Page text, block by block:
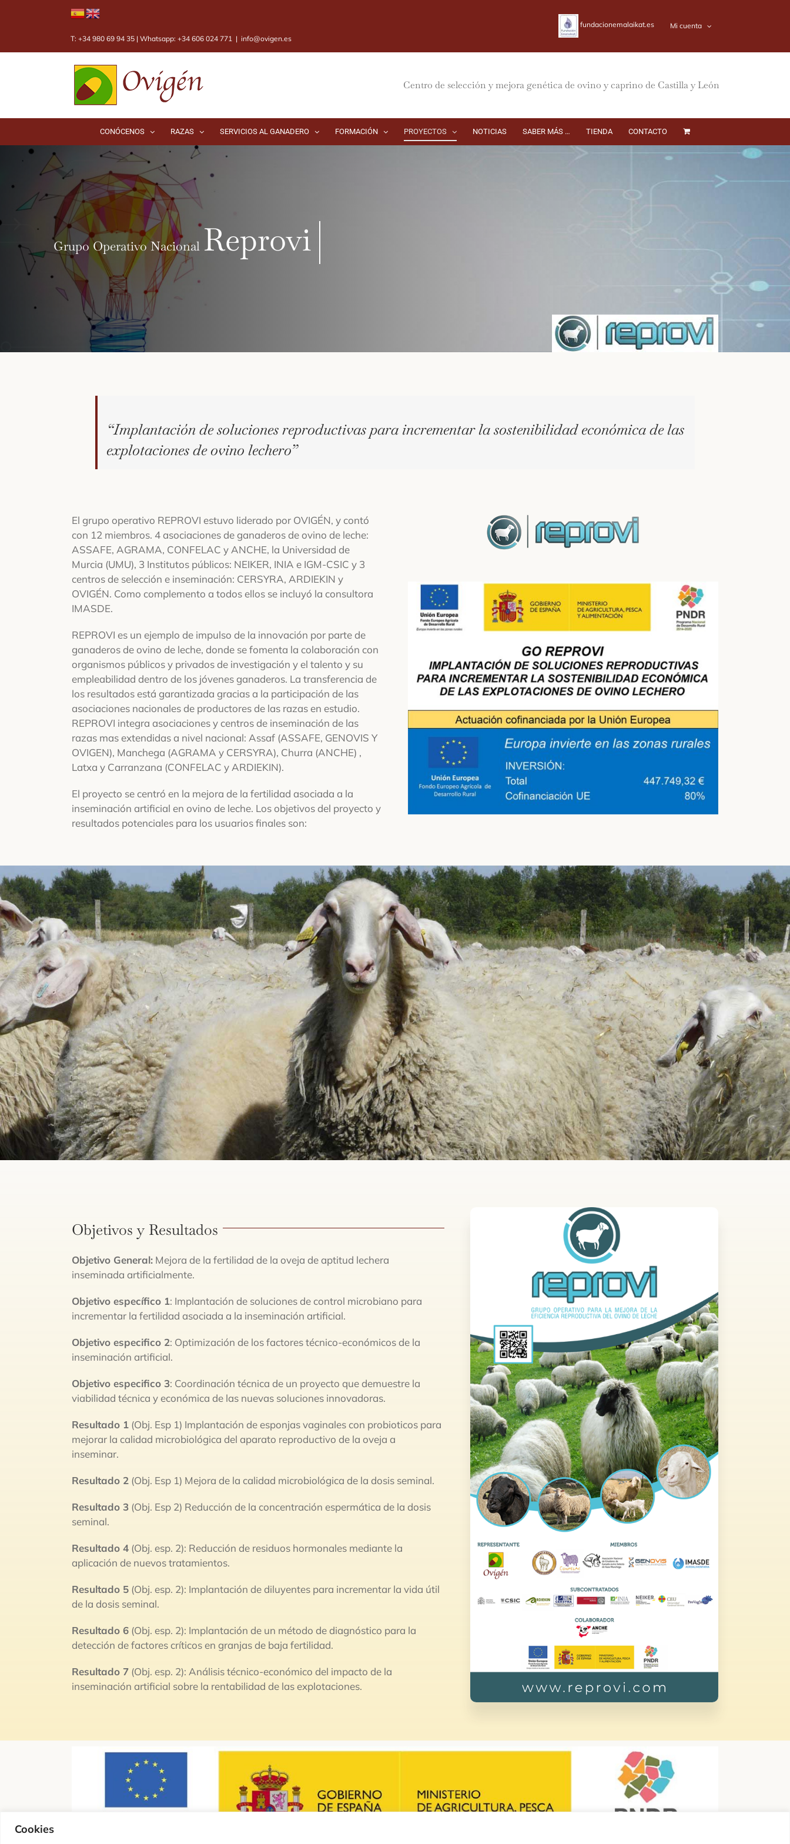
Cookies
T: +34 980 69 94 35 | Whatsapp: +34 606 024 771 | info@ovigen.es
fundacionemalaikat.es Mi cuenta
Centro de selección y mejora genética de ovino y caprino de Castilla y León
CONÓCENOS RAZAS SERVICIOS AL GANADERO FORMACIÓN PROYECTOS NOTICIAS SABER MÁS … TIENDA CONTACTO
Grupo Operativo Nacional
“Implantación de soluciones reproductivas para incrementar la sostenibilidad económica de las
explotaciones de ovino lechero”
El grupo operativo REPROVI estuvo liderado por OVIGÉN, y contó
con 12 miembros. 4 asociaciones de ganaderos de ovino de leche:
ASSAFE, AGRAMA, CONFELAC y ANCHE, la Universidad de
Murcia (UMU), 3 Institutos públicos: NEIKER, INIA e IGM-CSIC y 3
centros de selección e inseminación: CERSYRA, ARDIEKIN y
OVIGÉN. Como complemento a todos ellos se incluyó la consultora
IMASDE.
REPROVI es un ejemplo de impulso de la innovación por parte de
ganaderos de ovino de leche, donde se fomenta la colaboración con
organismos públicos y privados de investigación y el talento y su
empleabilidad dentro de los jóvenes ganaderos. La transferencia de
los resultados está garantizada gracias a la participación de las
asociaciones nacionales de productores de las razas en estudio.
REPROVI integra asociaciones y centros de inseminación de las
razas mas extendidas a nivel nacional: Assaf (ASSAFE, GENOVIS Y
OVIGEN), Manchega (AGRAMA y CERSYRA), Churra (ANCHE) ,
Latxa y Carranzana (CONFELAC y ARDIEKIN).
El proyecto se centró en la mejora de la fertilidad asociada a la
inseminación artificial en ovino de leche. Los objetivos del proyecto y
resultados potenciales para los usuarios finales son:
Objetivos y Resultados
Objetivo General: Mejora de la fertilidad de la oveja de aptitud lechera
inseminada artificialmente.
Objetivo específico 1: Implantación de soluciones de control microbiano para
incrementar la fertilidad asociada a la inseminación artificial.
Objetivo especifico 2: Optimización de los factores técnico-económicos de la
inseminación artificial.
Objetivo especifico 3: Coordinación técnica de un proyecto que demuestre la
viabilidad técnica y económica de las nuevas soluciones innovadoras.
Resultado 1 (Obj. Esp 1) Implantación de esponjas vaginales con probioticos para
mejorar la calidad microbiológica del aparato reproductivo de la oveja a
inseminar.
Resultado 2 (Obj. Esp 1) Mejora de la calidad microbiológica de la dosis seminal.
Resultado 3 (Obj. Esp 2) Reducción de la concentración espermática de la dosis
seminal.
Resultado 4 (Obj. esp. 2): Reducción de residuos hormonales mediante la
aplicación de nuevos tratamientos.
Resultado 5 (Obj. esp. 2): Implantación de diluyentes para incrementar la vida útil
de la dosis seminal.
Resultado 6 (Obj. esp. 2): Implantación de un método de diagnóstico para la
detección de factores críticos en granjas de baja fertilidad.
Resultado 7 (Obj. esp. 2): Análisis técnico-económico del impacto de la
inseminación artificial sobre la rentabilidad de las explotaciones.